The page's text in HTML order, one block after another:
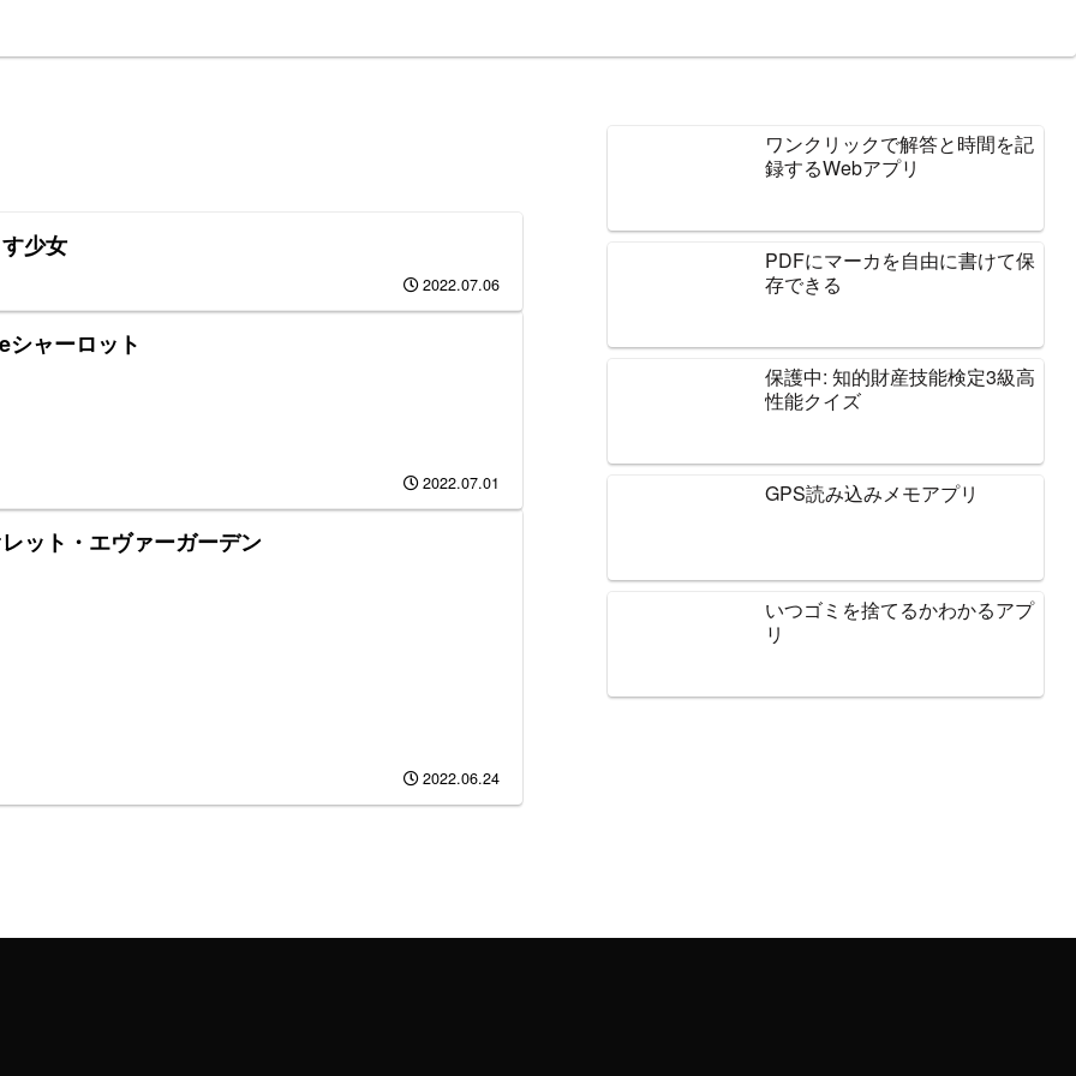
少女
2022.07.06
ャーロット
2022.07.01
ット・エヴァーガーデン
2022.06.24
ワンクリックで解答と時間を記
録するWebアプリ
PDFにマーカを自由に書けて保
存できる
保護中: 知的財産技能検定3級高
性能クイズ
GPS読み込みメモアプリ
いつゴミを捨てるかわかるアプ
リ